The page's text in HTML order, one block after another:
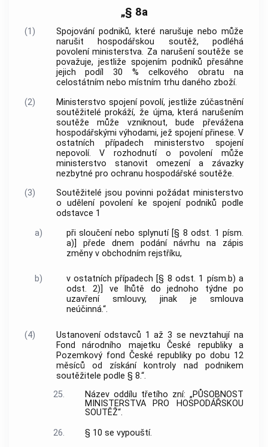
„§ 8a
(1)
Spojování podniků, které narušuje nebo může
narušit hospodářskou soutěž, podléhá
povolení ministerstva. Za narušení soutěže se
považuje, jestliže spojením podniků přesáhne
jejich podíl 30 % celkového obratu na
celostátním nebo místním trhu daného zboží.
(2)
Ministerstvo spojení povolí, jestliže zúčastnění
soutěžitelé prokáží, že újma, která narušením
soutěže může vzniknout, bude převážena
hospodářskými výhodami, jež spojení přinese. V
ostatních případech ministerstvo spojení
nepovolí. V rozhodnutí o povolení může
ministerstvo stanovit omezení a závazky
nezbytné pro ochranu hospodářské soutěže.
(3)
Soutěžitelé jsou povinni požádat ministerstvo
o udělení povolení ke spojení podniků podle
odstavce 1
a)
při sloučení nebo splynutí [§ 8 odst. 1 písm.
a)] přede dnem podání návrhu na zápis
změny v obchodním rejstříku,
b)
v ostatních případech [§ 8 odst. 1 písm.b) a
odst. 2)] ve lhůtě do jednoho týdne po
uzavření smlouvy, jinak je smlouva
neúčinná.“.
(4)
Ustanovení odstavců 1 až 3 se nevztahují na
Fond národního majetku České republiky a
Pozemkový fond České republiky po dobu 12
měsíců od získání kontroly nad podnikem
soutěžitele podle § 8.“.
25.
Název oddílu třetího zní: „PŮSOBNOST
MINISTERSTVA PRO HOSPODÁŘSKOU
SOUTĚŽ“.
26.
§ 10 se vypouští.